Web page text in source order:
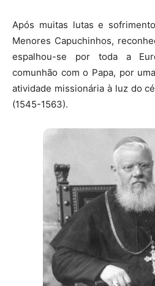
Após muitas lutas e
Menores Capuchinhos,
espalhou-se por toda a
comunhão com o Papa, por
atividade missionária à luz do
(1545-1563).‍